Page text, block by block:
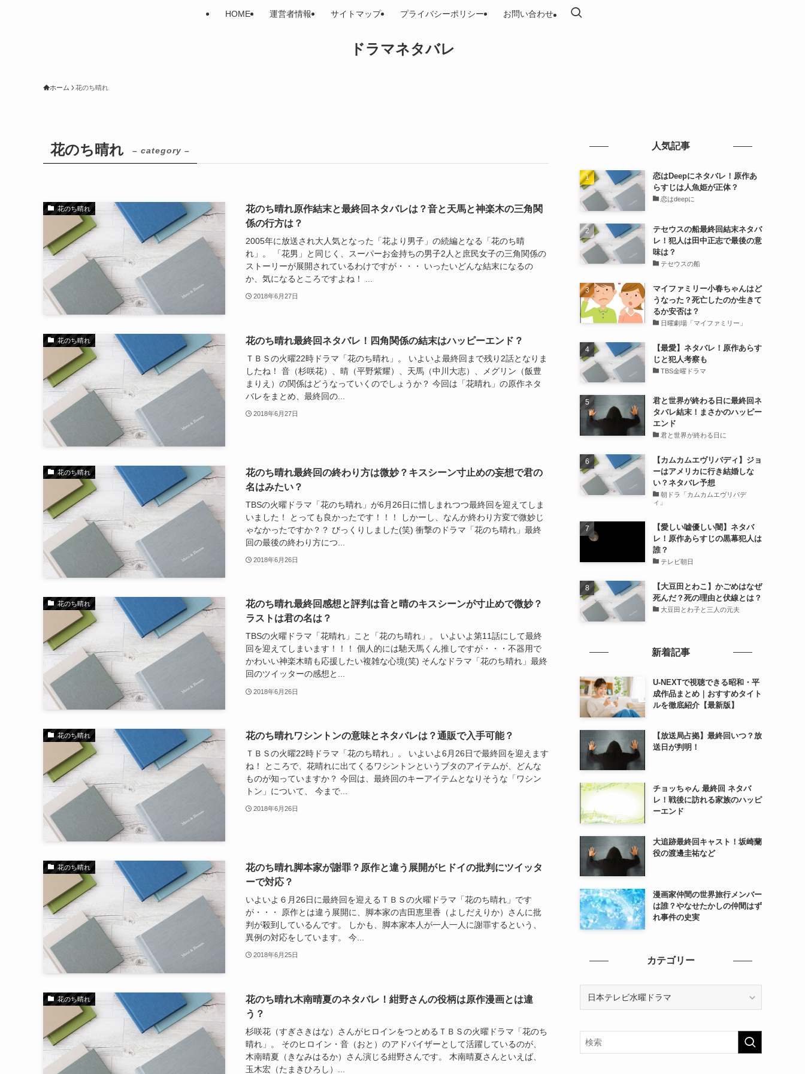
ドラマネタバレ
HOME 運営者情報 サイトマップ プライバシーポリシー お問い合わせ
ホーム 花のち晴れ
花のち晴れ – category –
花のち晴れ
花のち晴れ原作結末と最終回ネタバレは？音と天馬と神楽木の三角関
係の行方は？
2005年に放送され大人気となった「花より男子」の続編となる「花のち晴
れ」。 「花男」と同じく、スーパーお金持ちの男子2人と庶民女子の三角関係の
ストーリーが展開されているわけですが・・・ いったいどんな結末になるの
か、気になるところですよね！ ...
2018年6月27日
花のち晴れ 花のち晴れ最終回ネタバレ！四角関係の結末はハッピーエンド？
ＴＢＳの火曜22時ドラマ「花のち晴れ」。 いよいよ最終回まで残り2話となりま
したね！ 音（杉咲花）、晴（平野紫耀）、天馬（中川大志）、メグリン（飯豊
まりえ）の関係はどうなっていくのでしょうか？ 今回は「花晴れ」の原作ネタ
バレをまとめ、最終回の...
2018年6月27日
花のち晴れ
花のち晴れ最終回の終わり方は微妙？キスシーン寸止めの妄想で君の
名はみたい？
TBSの火曜ドラマ「花のち晴れ」が6月26日に惜しまれつつ最終回を迎えてしま
いました！ とっても良かったです！！！ しかーし、なんか終わり方変で微妙じ
ゃなかったですか？？ びっくりしました(笑) 衝撃のドラマ「花のち晴れ」最終
回の最後の終わり方につ...
2018年6月26日
花のち晴れ
花のち晴れ最終回感想と評判は音と晴のキスシーンが寸止めで微妙？
ラストは君の名は？
TBSの火曜ドラマ「花晴れ」こと「花のち晴れ」。 いよいよ第11話にして最終
回を迎えてしまいます！！！ 個人的には馳天馬くん推しですが・・・不器用で
かわいい神楽木晴も応援したい複雑な心境(笑) そんなドラマ「花のち晴れ」最終
回のツイッターの感想と...
2018年6月26日
花のち晴れ 花のち晴れワシントンの意味とネタバレは？通販で入手可能？
ＴＢＳの火曜22時ドラマ「花のち晴れ」。 いよいよ6月26日で最終回を迎えます
ね！ ところで、花晴れに出てくるワシントンというブタのアイテムが、どんな
ものが知っていますか？ 今回は、最終回のキーアイテムとなりそうな「ワシン
トン」について、 今まで...
2018年6月26日
花のち晴れ
花のち晴れ脚本家が謝罪？原作と違う展開がヒドイの批判にツイッタ
ーで対応？
いよいよ６月26日に最終回を迎えるＴＢＳの火曜ドラマ「花のち晴れ」です
が・・・ 原作とは違う展開に、脚本家の吉田恵里香（よしだえりか）さんに批
判が殺到しているんです。 しかも、脚本家本人が一人一人に謝罪するという、
異例の対応をしています。 今...
2018年6月25日
花のち晴れ
花のち晴れ木南晴夏のネタバレ！紺野さんの役柄は原作漫画とは違
う？
杉咲花（すぎさきはな）さんがヒロインをつとめるＴＢＳの火曜ドラマ「花のち
晴れ」。 そのヒロイン・音（おと）のアドバイザーとして活躍しているのが、
木南晴夏（きなみはるか）さん演じる紺野さんです。 木南晴夏さんといえば、
玉木宏（たまきひろし）...
人気記事
恋はDeepにネタバレ！原作あ
らすじは人魚姫が正体？
恋はdeepに
テセウスの船最終回結末ネタバ
レ！犯人は田中正志で最後の意
味は？
テセウスの船
マイファミリー小春ちゃんはど
うなった？死亡したのか生きて
るか安否は？
日曜劇場「マイファミリー」
【最愛】ネタバレ！原作あらす
じと犯人考察も
TBS金曜ドラマ
君と世界が終わる日に最終回ネ
タバレ結末！まさかのハッピー
エンド
君と世界が終わる日に
【カムカムエヴリバディ】ジョ
ーはアメリカに行き結婚しな
い？ネタバレ予想
朝ドラ「カムカムエヴリバデ
ィ」
【愛しい嘘優しい闇】ネタバ
レ！原作あらすじの黒幕犯人は
誰？
テレビ朝日
【大豆田とわこ】かごめはなぜ
死んだ？死の理由と伏線とは？
大豆田とわ子と三人の元夫
新着記事
U-NEXTで視聴できる昭和・平
成作品まとめ｜おすすめタイト
ルを徹底紹介【最新版】
【放送局占拠】最終回いつ？放
送日が判明！
チョッちゃん 最終回 ネタバ
レ！戦後に訪れる家族のハッピ
ーエンド
大追跡最終回キャスト！坂崎蘭
役の渡邊圭祐など
漫画家仲間の世界旅行メンバー
は誰？やなせたかしの仲間はず
れ事件の史実
カテゴリー
リ
ー